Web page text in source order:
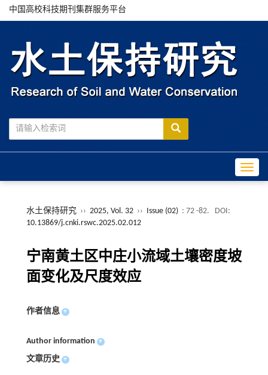
中国高校科技期刊集群服务平台
水土保持研究 ›› 2025, Vol. 32 ›› Issue (02) : 72 -82.
DOI:
10.13869/j.cnki.rswc.2025.02.012
宁南黄土区中庄小流域土壤密度坡
面变化及尺度效应
作者信息 +
Author information +
文章历史 +